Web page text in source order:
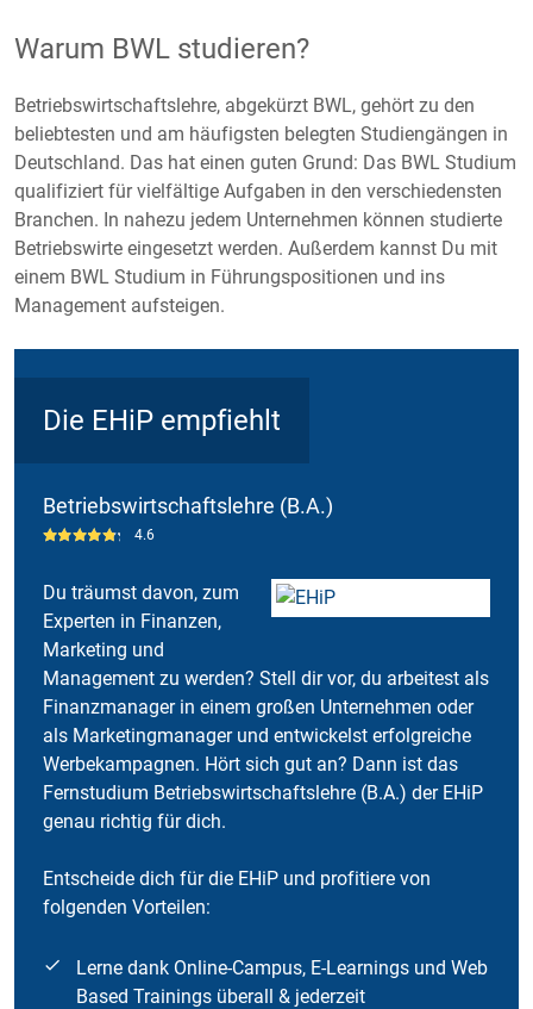
Warum BWL studieren?
Betriebswirtschaftslehre, abgekürzt BWL, gehört zu den
beliebtesten und am häufigsten belegten Studiengängen in
Deutschland. Das hat einen guten Grund: Das BWL Studium
qualifiziert für vielfältige Aufgaben in den verschiedensten
Branchen. In nahezu jedem Unternehmen können studierte
Betriebswirte eingesetzt werden. Außerdem kannst Du mit
einem BWL Studium in Führungspositionen und ins
Management aufsteigen.
Die EHiP empfiehlt
Betriebswirtschaftslehre (B.A.)
4.6
Du träumst davon, zum
Experten in Finanzen,
Marketing und
Management zu werden? Stell dir vor, du arbeitest als
Finanzmanager in einem großen Unternehmen oder
als Marketingmanager und entwickelst erfolgreiche
Werbekampagnen. Hört sich gut an? Dann ist das
Fernstudium Betriebswirtschaftslehre (B.A.) der EHiP
genau richtig für dich.
Entscheide dich für die EHiP und profitiere von
folgenden Vorteilen:
Lerne dank Online-Campus, E-Learnings und Web
Based Trainings überall & jederzeit